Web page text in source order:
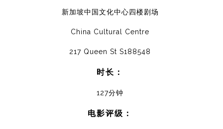
新加坡中国文化中心四楼剧场
China Cultural Centre
217 Queen St S188548
时长：
127分钟
电影评级：